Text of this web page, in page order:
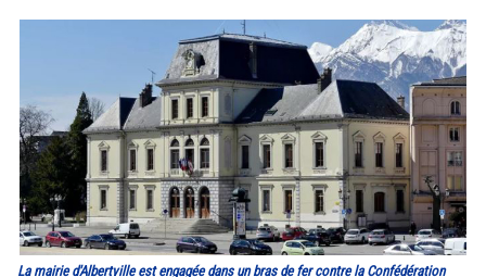
La mairie d'Albertville est engagée dans un bras de fer contre la Confédération